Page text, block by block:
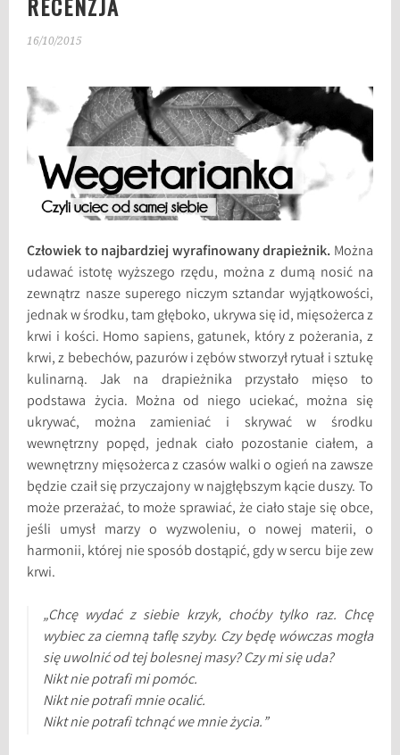
16/10/2015
Człowiek to najbardziej wyrafinowany drapieżnik. Można
udawać istotę wyższego rzędu, można z dumą nosić na
zewnątrz nasze superego niczym sztandar wyjątkowości,
jednak w środku, tam głęboko, ukrywa się id, mięsożerca z
krwi i kości. Homo sapiens, gatunek, który z pożerania, z
krwi, z bebechów, pazurów i zębów stworzył rytuał i sztukę
kulinarną. Jak na drapieżnika przystało mięso to
podstawa życia. Można od niego uciekać, można się
ukrywać, można zamieniać i skrywać w środku
wewnętrzny popęd, jednak ciało pozostanie ciałem, a
wewnętrzny mięsożerca z czasów walki o ogień na zawsze
będzie czaił się przyczajony w najgłębszym kącie duszy. To
może przerażać, to może sprawiać, że ciało staje się obce,
jeśli umysł marzy o wyzwoleniu, o nowej materii, o
harmonii, której nie sposób dostąpić, gdy w sercu bije zew
krwi.
„Chcę wydać z siebie krzyk, choćby tylko raz. Chcę
wybiec za ciemną taflę szyby. Czy będę wówczas mogła
się uwolnić od tej bolesnej masy? Czy mi się uda?
Nikt nie potrafi mi pomóc.
Nikt nie potrafi mnie ocalić.
Nikt nie potrafi tchnąć we mnie życia.”